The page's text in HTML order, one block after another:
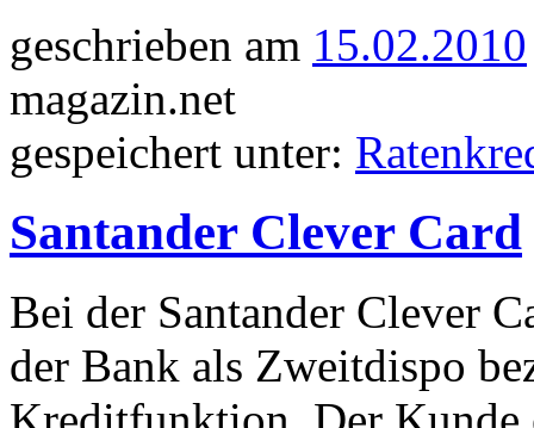
geschrieben am 15.02.2010
magazin.net
gespeichert unter:
Santander Clever Card
Bei der Santander Clever
der Bank als Zweitdispo